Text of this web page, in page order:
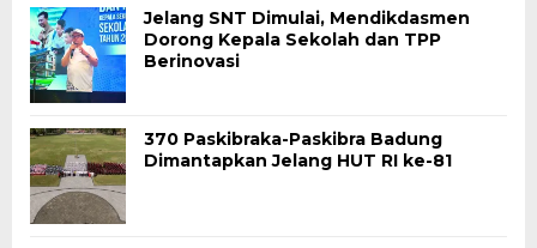
Jelang SNT Dimulai, Mendikdasmen
Dorong Kepala Sekolah dan TPP
Berinovasi
370 Paskibraka-Paskibra Badung
Dimantapkan Jelang HUT RI ke-81